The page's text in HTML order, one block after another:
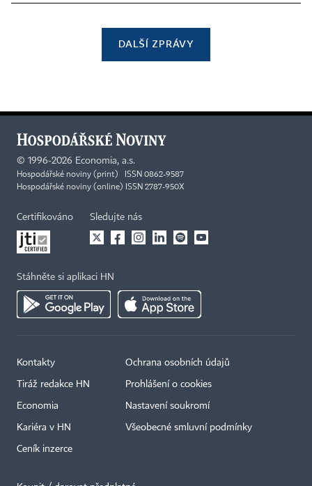
DALŠÍ ZPRÁVY
© 1996-2026 Economia, a.s.
Hospodářské noviny (print) ISSN 0862-9587
Hospodářské noviny (online) ISSN 2787-950X
Certifikováno Sledujte nás
Stáhněte si aplikaci HN
Kontakty
Tiráž redakce HN
Economia
Kariéra v HN
Ceník inzerce
Ochrana osobních údajů
Prohlášení o cookies
Nastavení soukromí
Všeobecné smluvní podmínky